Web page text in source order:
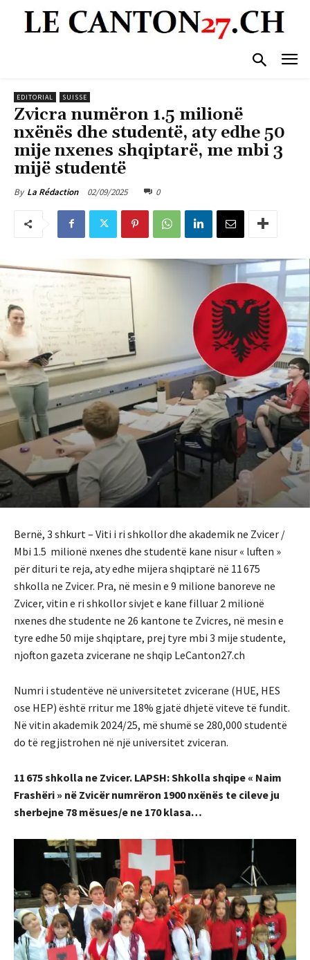
EDITORIAL SUISSE
Zvicra numëron 1.5 milionë
nxënës dhe studentë, aty edhe 50
mije nxenes shqiptarë, me mbi 3
mijë studentë
By La Rédaction 02/09/2025 0
Bernë, 3 shkurt – Viti i ri shkollor dhe akademik ne Zvicer /
Mbi 1.5 milionë nxenes dhe studentë kane nisur « luften »
për dituri te reja, aty edhe mijera shqiptarë në 11 675
shkolla ne Zvicer. Pra, në mesin e 9 milione banoreve ne
Zvicer, vitin e ri shkollor sivjet e kane filluar 2 milionë
nxenes dhe studente ne 26 kantone te Zvicres, në mesin e
tyre edhe 50 mije shqiptare, prej tyre mbi 3 mije studente,
njofton gazeta zvicerane ne shqip LeCanton27.ch
Numri i studentëve në universitetet zvicerane (HUE, HES
ose HEP) është rritur me 18% gjatë dhjetë viteve të fundit.
Në vitin akademik 2024/25, më shumë se 280,000 studentë
do të regjistrohen në një universitet zviceran.
11 675 shkolla ne Zvicer. LAPSH: Shkolla shqipe « Naim
Frashëri » në Zvicër numrëron 1900 nxënës te cileve ju
sherbejne 78 mësues/e ne 170 klasa…